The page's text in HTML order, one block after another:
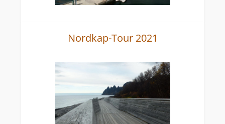
Nordkap-Tour 2021